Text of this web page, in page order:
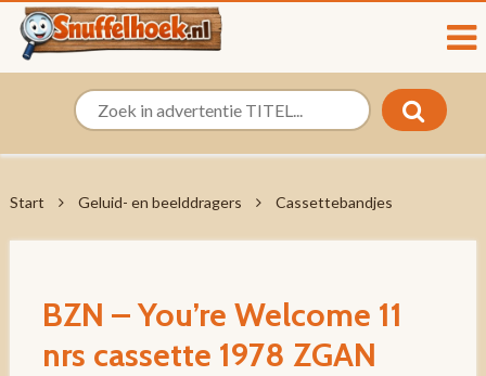
Start Geluid- en beelddragers Cassettebandjes
BZN – You’re Welcome 11
nrs cassette 1978 ZGAN